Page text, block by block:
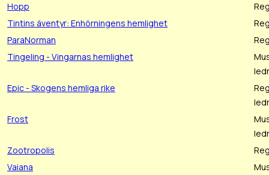
Hopp
Tintins äventyr: Enhörningens hemlighet
ParaNorman
Tingeling - Vingarnas hemlighet
Epic - Skogens hemliga rike
Frost
Zootropolis
Vaiana